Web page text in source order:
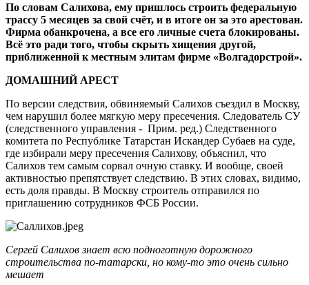
По словам Салихова, ему пришлось строить федеральную
трассу 5 месяцев за свой счёт, и в итоге он за это арестован.
Фирма обанкрочена, а все его личные счета блокированы.
Всё это ради того, чтобы скрыть хищения другой,
приближенной к местным элитам фирме «Волгадорстрой».
ДОМАШНИЙ АРЕСТ
По версии следствия, обвиняемый Салихов съездил в Москву,
чем нарушил более мягкую меру пресечения. Следователь СУ
(следственного управления - Прим. ред.) Следственного
комитета по Республике Татарстан Искандер Субаев на суде,
где избирали меру пресечения Салихову, объяснил, что
Салихов тем самым сорвал очную ставку. И вообще, своей
активностью препятствует следствию. В этих словах, видимо,
есть доля правды. В Москву строитель отправился по
приглашению сотрудников ФСБ России.
Сергей Салихов знает всю подноготную дорожного
строительства по-татарски, но кому-то это очень сильно
мешает